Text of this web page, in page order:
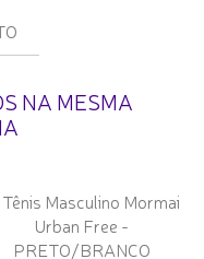
NA MESMA